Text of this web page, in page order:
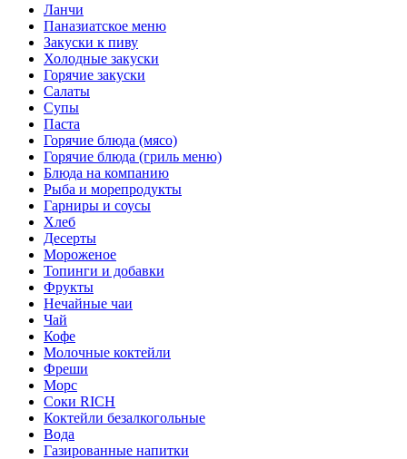
Ланчи
Паназиатское меню
Закуски к пиву
Холодные закуски
Горячие закуски
Салаты
Супы
Паста
Горячие блюда (мясо)
Горячие блюда (гриль меню)
Блюда на компанию
Рыба и морепродукты
Гарниры и соусы
Хлеб
Десерты
Мороженое
Топинги и добавки
Фрукты
Нечайные чаи
Чай
Кофе
Молочные коктейли
Фреши
Морс
Соки RICH
Коктейли безалкогольные
Вода
Газированные напитки